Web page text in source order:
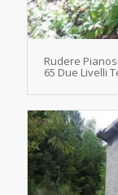
Rudere
65 Due Livelli